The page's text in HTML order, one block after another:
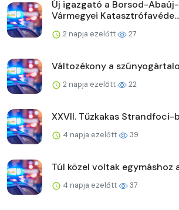
Új igazgató a Borsod-
Vármegyei Katasztrófavéde...
2 napja ezelőtt 27
Változékony a
2 napja ezelőtt 22
XXVII. Tűzkakas Strandfoci-
4 napja ezelőtt 39
Túl közel voltak egymáshoz
4 napja ezelőtt 37